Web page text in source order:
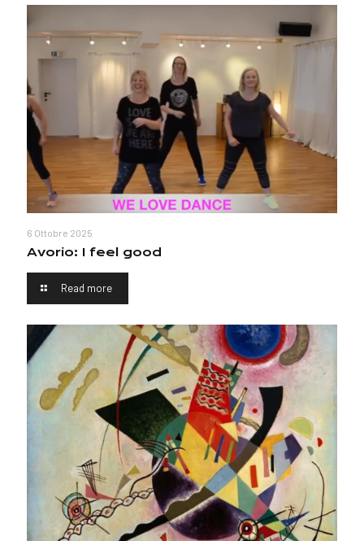
6 Ottobre 2025
Avorio: I feel good
Read more